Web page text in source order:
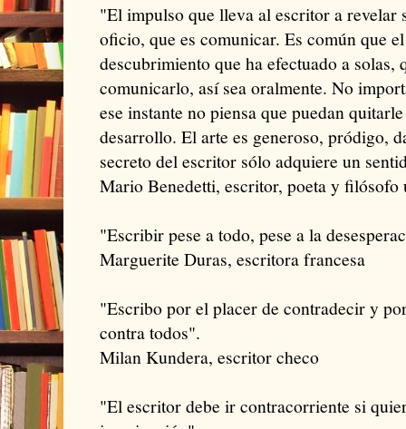
"El impulso que lleva al escritor a revelar
oficio, que es comunicar. Es común que
descubrimiento que ha efectuado a solas,
comunicarlo, así sea oralmente. No
ese instante no piensa que puedan
desarrollo. El arte es generoso, pródigo,
secreto del escritor sólo adquiere un
Mario Benedetti, escritor, poeta y filósofo
"Escribir pese a todo, pese a la
Marguerite Duras, escritora francesa
"Escribo por el placer de contradecir y
contra todos".
Milan Kundera, escritor checo
"El escritor debe ir contracorriente si